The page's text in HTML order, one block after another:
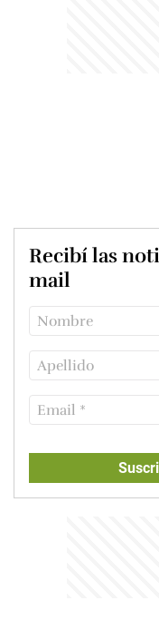
Recibí las
mail